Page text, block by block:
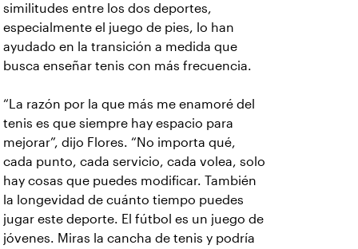
similitudes entre los dos deportes,
especialmente el juego de pies, lo han
ayudado en la transición a medida que
busca enseñar tenis con más frecuencia.
“La razón por la que más me enamoré del
tenis es que siempre hay espacio para
mejorar”, dijo Flores. “No importa qué,
cada punto, cada servicio, cada volea, solo
hay cosas que puedes modificar. También
la longevidad de cuánto tiempo puedes
jugar este deporte. El fútbol es un juego de
jóvenes. Miras la cancha de tenis y podría